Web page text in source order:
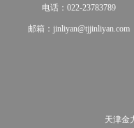
电话：022-23783789
邮箱：jinliyan@tjjinliyan.com
天津金